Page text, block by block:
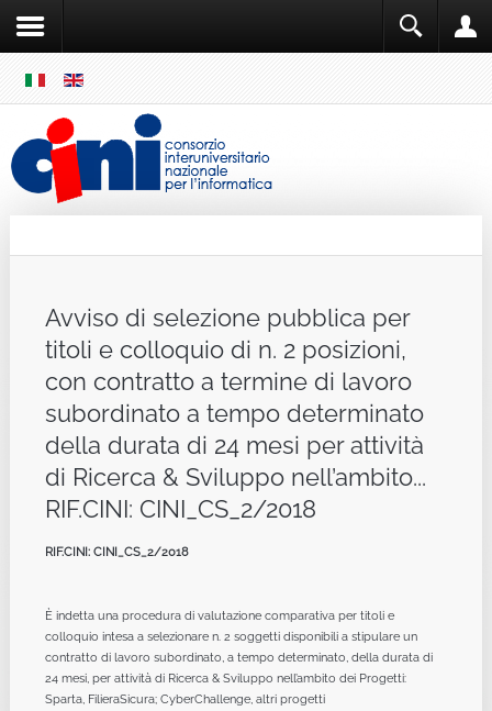
MENU
Avviso di selezione pubblica per
titoli e colloquio di n. 2 posizioni,
con contratto a termine di lavoro
subordinato a tempo determinato
della durata di 24 mesi per attività
di Ricerca & Sviluppo nell’ambito...
RIF.CINI: CINI_CS_2/2018
RIF.CINI: CINI_CS_2/2018
È indetta una procedura di valutazione comparativa per titoli e
colloquio intesa a selezionare n. 2 soggetti disponibili a stipulare un
contratto di lavoro subordinato, a tempo determinato, della durata di
24 mesi, per attività di Ricerca & Sviluppo nell’ambito dei Progetti:
Sparta, FilieraSicura; CyberChallenge, altri progetti